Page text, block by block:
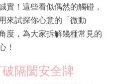
實！這些看似偶然的觸碰，
來試探你心意的「微動
度，為大家拆解幾種常見的
！
隔閡安全牌